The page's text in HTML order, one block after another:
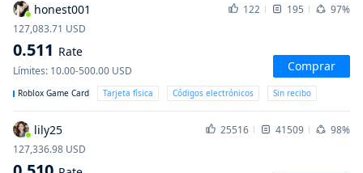
honest001 122 195
97%
127,083.71 USD
0.511 Rate
Límites: 10.00-500.00 USD Comprar
Roblox Game Card Tarjeta física Códigos electrónicos Sin recibo
lily25 25516 41509
98%
127,336.98 USD